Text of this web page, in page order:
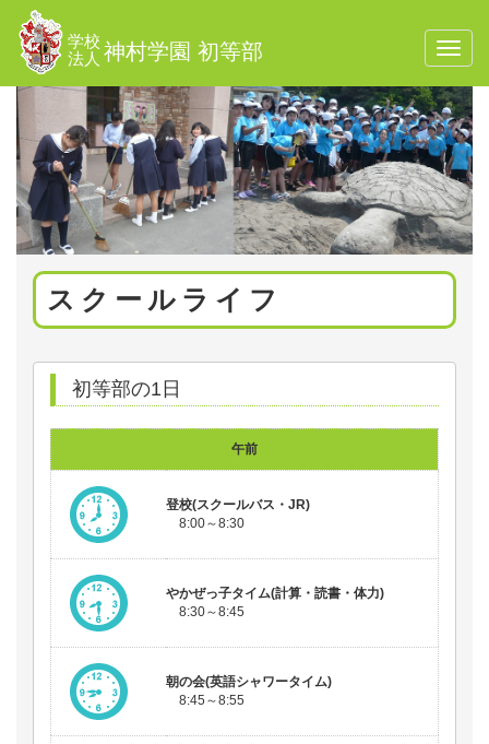
学校
法人 神村学園 初等部
スクールライフ
初等部の1日
午前
登校(スクールバス・JR)
8:00～8:30
やかぜっ子タイム(計算・読書・体力)
8:30～8:45
朝の会(英語シャワータイム)
8:45～8:55